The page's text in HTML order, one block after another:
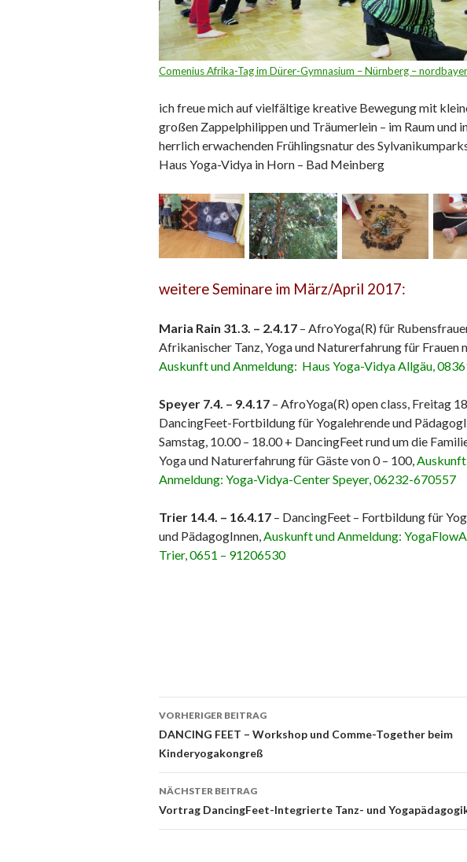
Comenius Afrika-Tag im Dürer-Gymnasium – Nürnberg –
ich freue mich auf vielfältige kreative Bewegung mit
großen Zappelphilippen und Träumerlein – im Raum und
herrlich erwachenden Frühlingsnatur des
Haus Yoga-Vidya in Horn – Bad Meinberg
weitere Seminare im März/April 2017:
Maria Rain 31.3. – 2.4.17 – AfroYoga(R) für
Afrikanischer Tanz, Yoga und Naturerfahrung für Frauen
Auskunft und Anmeldung: Haus Yoga-Vidya Allgäu,
Speyer 7.4. – 9.4.17 – AfroYoga(R) open class, Freitag
DancingFeet-Fortbildung für Yogalehrende und
Samstag, 10.00 – 18.00 + DancingFeet rund um die
Yoga und Naturerfahrung für Gäste von 0 – 100,
Anmeldung: Yoga-Vidya-Center Speyer, 06232-670557
Trier 14.4. – 16.4.17 – DancingFeet – Fortbildung für
und PädagogInnen,Auskunft und Anmeldung:
Trier, 0651 – 91206530
Beitrags-
Navigation
VORHERIGER BEITRAG
DANCING FEET – Workshop und Comme-Together beim
Kinderyogakongreß
NÄCHSTER BEITRAG
Vortrag DancingFeet-Integrierte Tanz- und